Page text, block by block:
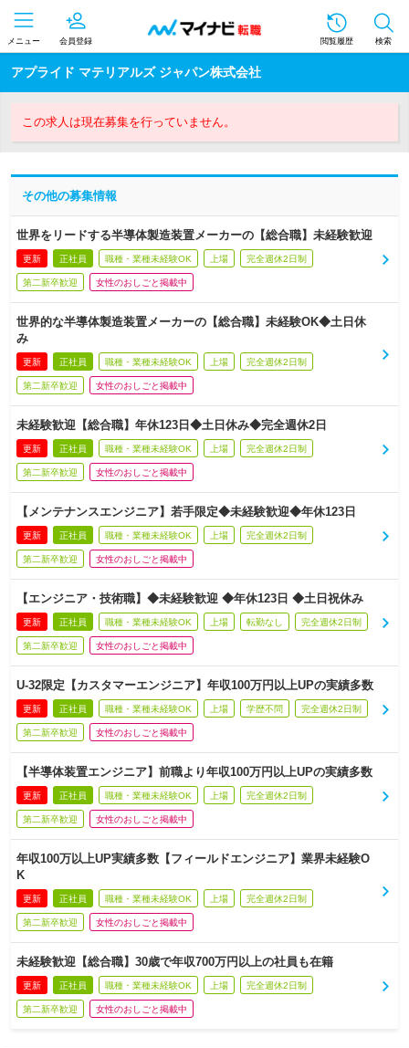
メニュー 会員登録 閲覧履歴 検索
アプライド マテリアルズ ジャパン株式会社
この求人は現在募集を行っていません。
その他の募集情報
世界をリードする半導体製造装置メーカーの【総合職】未経験歓迎
更新 正社員 職種・業種未経験OK 上場 完全週休2日制
第二新卒歓迎 女性のおしごと掲載中
世界的な半導体製造装置メーカーの【総合職】未経験OK◆土日休
み
更新 正社員 職種・業種未経験OK 上場 完全週休2日制
第二新卒歓迎 女性のおしごと掲載中
未経験歓迎【総合職】年休123日◆土日休み◆完全週休2日
更新 正社員 職種・業種未経験OK 上場 完全週休2日制
第二新卒歓迎 女性のおしごと掲載中
【メンテナンスエンジニア】若手限定◆未経験歓迎◆年休123日
更新 正社員 職種・業種未経験OK 上場 完全週休2日制
第二新卒歓迎 女性のおしごと掲載中
【エンジニア・技術職】◆未経験歓迎 ◆年休123日 ◆土日祝休み
更新 正社員 職種・業種未経験OK 上場 転勤なし 完全週休2日制
第二新卒歓迎 女性のおしごと掲載中
U-32限定【カスタマーエンジニア】年収100万円以上UPの実績多数
更新 正社員 職種・業種未経験OK 上場 学歴不問 完全週休2日制
第二新卒歓迎 女性のおしごと掲載中
【半導体装置エンジニア】前職より年収100万円以上UPの実績多数
更新 正社員 職種・業種未経験OK 上場 完全週休2日制
第二新卒歓迎 女性のおしごと掲載中
年収100万以上UP実績多数【フィールドエンジニア】業界未経験O
K
更新 正社員 職種・業種未経験OK 上場 完全週休2日制
第二新卒歓迎 女性のおしごと掲載中
未経験歓迎【総合職】30歳で年収700万円以上の社員も在籍
更新 正社員 職種・業種未経験OK 上場 完全週休2日制
第二新卒歓迎 女性のおしごと掲載中